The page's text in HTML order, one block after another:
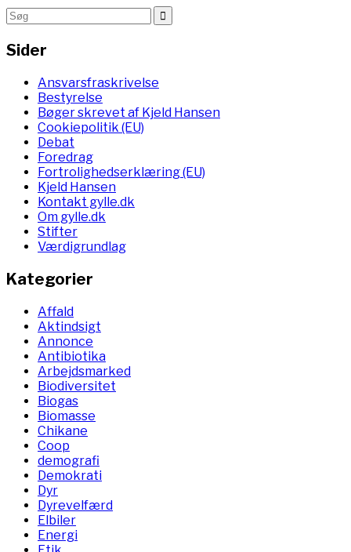
Sider
Ansvarsfraskrivelse
Bestyrelse
Bøger skrevet af Kjeld Hansen
Cookiepolitik (EU)
Debat
Foredrag
Fortrolighedserklæring (EU)
Kjeld Hansen
Kontakt gylle.dk
Om gylle.dk
Stifter
Værdigrundlag
Kategorier
Affald
Aktindsigt
Annonce
Antibiotika
Arbejdsmarked
Biodiversitet
Biogas
Biomasse
Chikane
Coop
demografi
Demokrati
Dyr
Dyrevelfærd
Elbiler
Energi